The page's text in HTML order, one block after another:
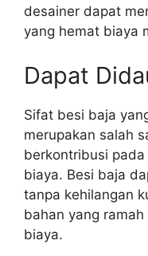
desainer dapat
yang hemat biaya
Dapat
Sifat besi baja
merupakan salah
berkontribusi
biaya. Besi baja
tanpa kehilangan
bahan yang
biaya.